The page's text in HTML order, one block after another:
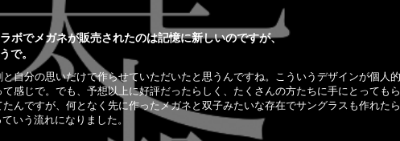
でメガネが販売されたのは記憶に新しいのですが、
で。
と自分の思いだけで作らせていただいたと思うんですね。こういうデザインが個人
感じで。でも、予想以上に好評だったらしく、たくさんの方たちに手にとっても
んですが、何となく先に作ったメガネと双子みたいな存在でサングラスも作れた
いう流れになりました。